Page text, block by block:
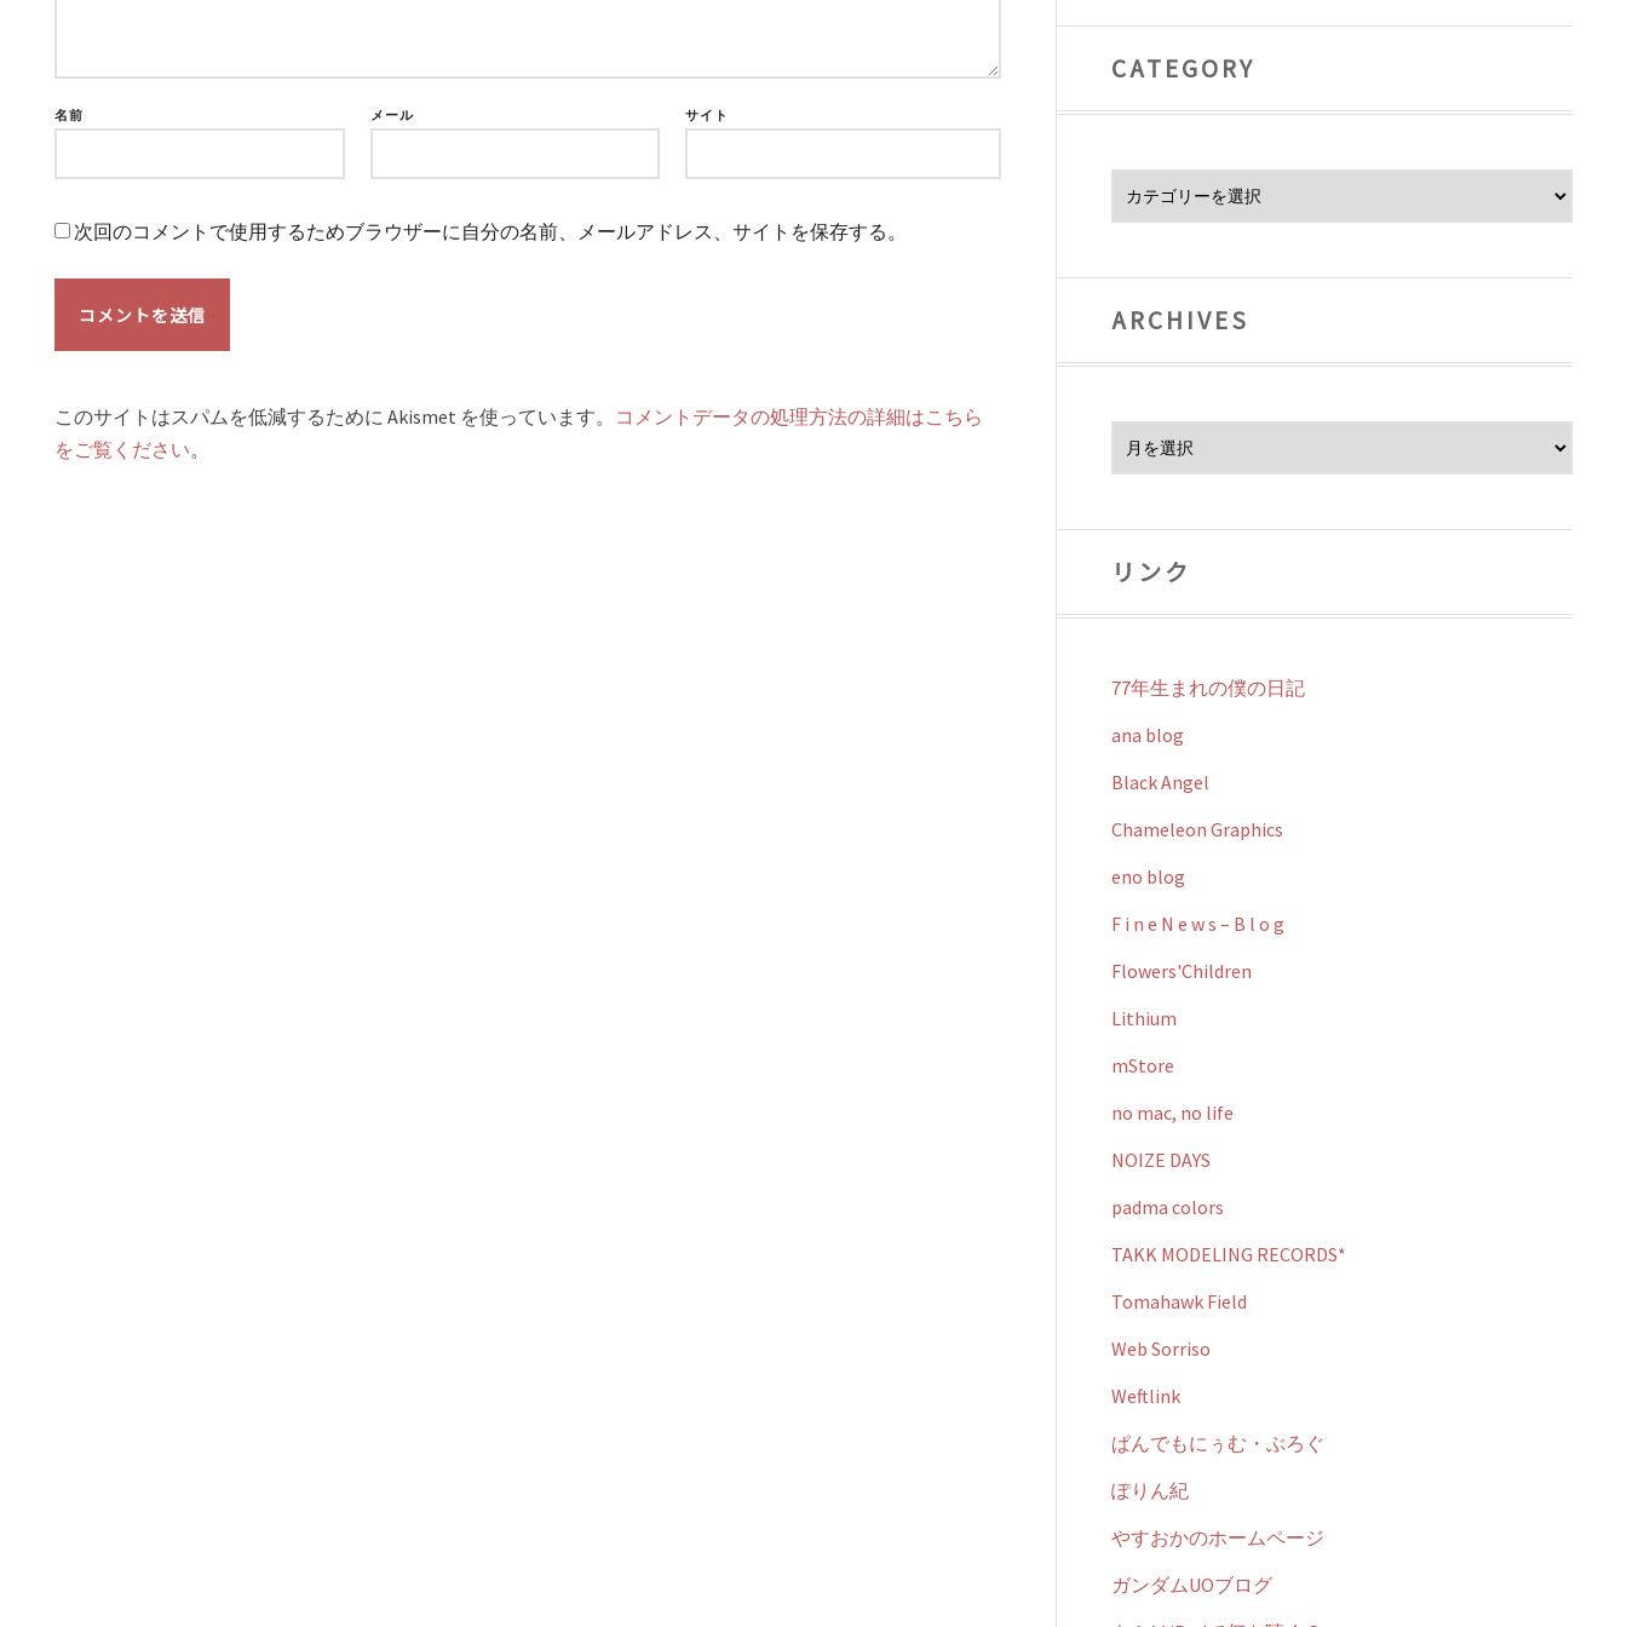
名前 メール サイト
次回のコメントで使用するためブラウザーに自分の名前、メールアドレス、サイトを保存する。
このサイトはスパムを低減するために Akismet を使っています。 コメントデータの処理方法の詳細はこちら
をご覧ください。
CATEGORY
ARCHIVES
リンク
77年生まれの僕の日記
ana blog
Black Angel
Chameleon Graphics
eno blog
F i n e N e w s – B l o g
Flowers'Children
Lithium
mStore
no mac, no life
NOIZE DAYS
padma colors
TAKK MODELING RECORDS*
Tomahawk Field
Web Sorriso
Weftlink
ぱんでもにぅむ・ぶろぐ
ぽりん紀
やすおかのホームページ
ガンダムUOブログ